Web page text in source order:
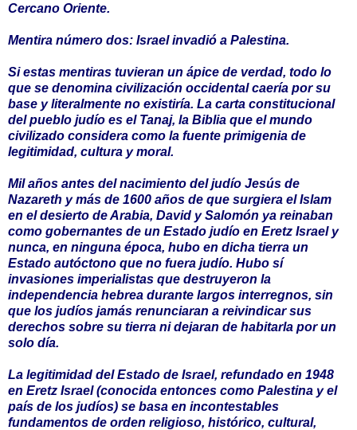
Cercano Oriente.
Mentira número dos: Israel invadió a Palestina.
Si estas mentiras tuvieran un ápice de verdad, todo lo
que se denomina civilización occidental caería por su
base y literalmente no existiría. La carta constitucional
del pueblo judío es el Tanaj, la Biblia que el mundo
civilizado considera como la fuente primigenia de
legitimidad, cultura y moral.
Mil años antes del nacimiento del judío Jesús de
Nazareth y más de 1600 años de que surgiera el Islam
en el desierto de Arabia, David y Salomón ya reinaban
como gobernantes de un Estado judío en Eretz Israel y
nunca, en ninguna época, hubo en dicha tierra un
Estado autóctono que no fuera judío. Hubo sí
invasiones imperialistas que destruyeron la
independencia hebrea durante largos interregnos, sin
que los judíos jamás renunciaran a reivindicar sus
derechos sobre su tierra ni dejaran de habitarla por un
solo día.
La legitimidad del Estado de Israel, refundado en 1948
en Eretz Israel (conocida entonces como Palestina y el
país de los judíos) se basa en incontestables
fundamentos de orden religioso, histórico, cultural,